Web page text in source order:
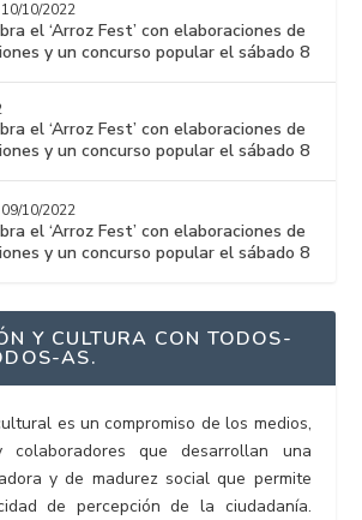
10/10/2022
el ‘Arroz Fest’ con elaboraciones de
y un concurso popular el sábado 8
el ‘Arroz Fest’ con elaboraciones de
y un concurso popular el sábado 8
09/10/2022
el ‘Arroz Fest’ con elaboraciones de
y un concurso popular el sábado 8
Y CULTURA CON TODOS-
AS.
es un compromiso de los medios,
colaboradores que desarrollan una
y de madurez social que permite
de percepción de la ciudadanía.